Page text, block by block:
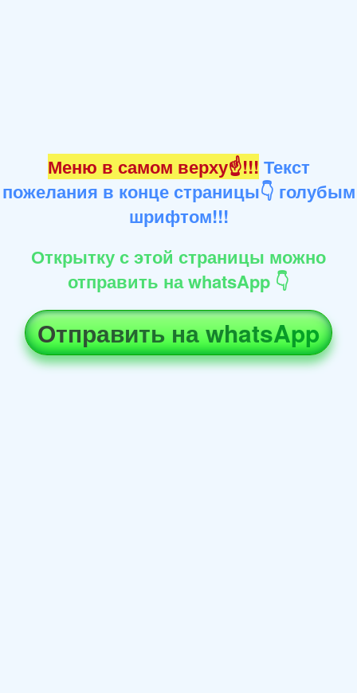
Меню в самом верху☝!!! Текст
пожелания в конце страницы👇 голубым
шрифтом!!!
Открытку с этой страницы можно
отправить на whatsApp 👇
Отправить на whatsApp